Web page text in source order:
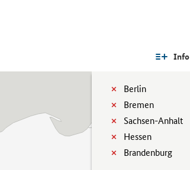
Info
Berlin
Bremen
Sachsen-Anhalt
Hessen
Brandenburg